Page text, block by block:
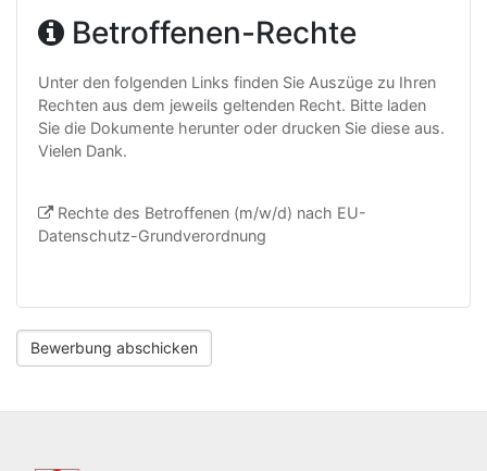
Betroffenen-Rechte
Unter den folgenden Links finden Sie Auszüge zu Ihren
Rechten aus dem jeweils geltenden Recht. Bitte laden
Sie die Dokumente herunter oder drucken Sie diese aus.
Vielen Dank.
Rechte des Betroffenen (m/w/d) nach EU-
Datenschutz-Grundverordnung